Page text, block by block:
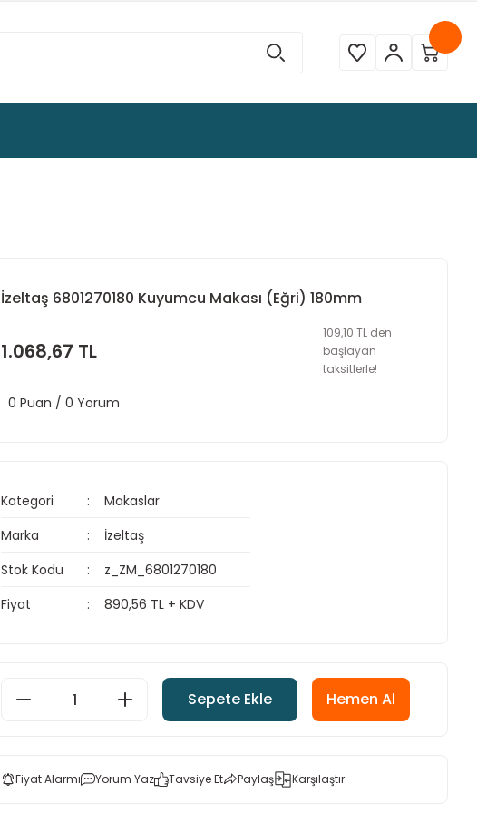
İzeltaş 6801270180 Kuyumcu Makası (Eğri) 180mm
1.068,67 TL
109,10 TL den
başlayan
taksitlerle!
0 Puan / 0 Yorum
Kategori
Makaslar
Marka
İzeltaş
Stok Kodu
z_ZM_6801270180
Fiyat
890,56 TL + KDV
Sepete Ekle Hemen Al
Fiyat Alarmı Yorum Yaz Tavsiye Et Paylaş Karşılaştır